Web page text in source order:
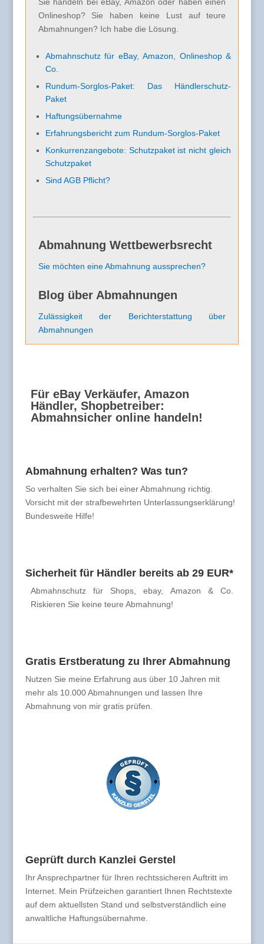
Sie handeln bei eBay, Amazon oder haben einen
Onlineshop? Sie haben keine Lust auf teure
Abmahnungen? Ich habe die Lösung.
Abmahnschutz für eBay, Amazon, Onlineshop &
Co.
Rundum-Sorglos-Paket: Das Händlerschutz-
Paket
Haftungsübernahme
Erfahrungsbericht zum Rundum-Sorglos-Paket
Konkurrenzangebote: Schutzpaket ist nicht gleich
Schutzpaket
Sind AGB Pflicht?
Abmahnung Wettbewerbsrecht
Sie möchten eine Abmahnung aussprechen?
Blog über Abmahnungen
Zulässigkeit der Berichterstattung über
Abmahnungen
Für eBay Verkäufer, Amazon
Händler, Shopbetreiber:
Abmahnsicher online handeln!
Abmahnung erhalten? Was tun?
So verhalten Sie sich bei einer Abmahnung richtig.
Vorsicht mit der strafbewehrten Unterlassungserklärung!
Bundesweite Hilfe!
Sicherheit für Händler bereits ab 29 EUR*
Abmahnschutz für Shops, ebay, Amazon & Co.
Riskieren Sie keine teure Abmahnung!
Gratis Erstberatung zu Ihrer Abmahnung
Nutzen Sie meine Erfahrung aus über 10 Jahren mit
mehr als 10.000 Abmahnungen und lassen Ihre
Abmahnung von mir gratis prüfen.
Geprüft durch Kanzlei Gerstel
Ihr Ansprechpartner für Ihren rechtssicheren Auftritt im
Internet. Mein Prüfzeichen garantiert Ihnen Rechtstexte
auf dem aktuellsten Stand und selbstverständlich eine
anwaltliche Haftungsübernahme.